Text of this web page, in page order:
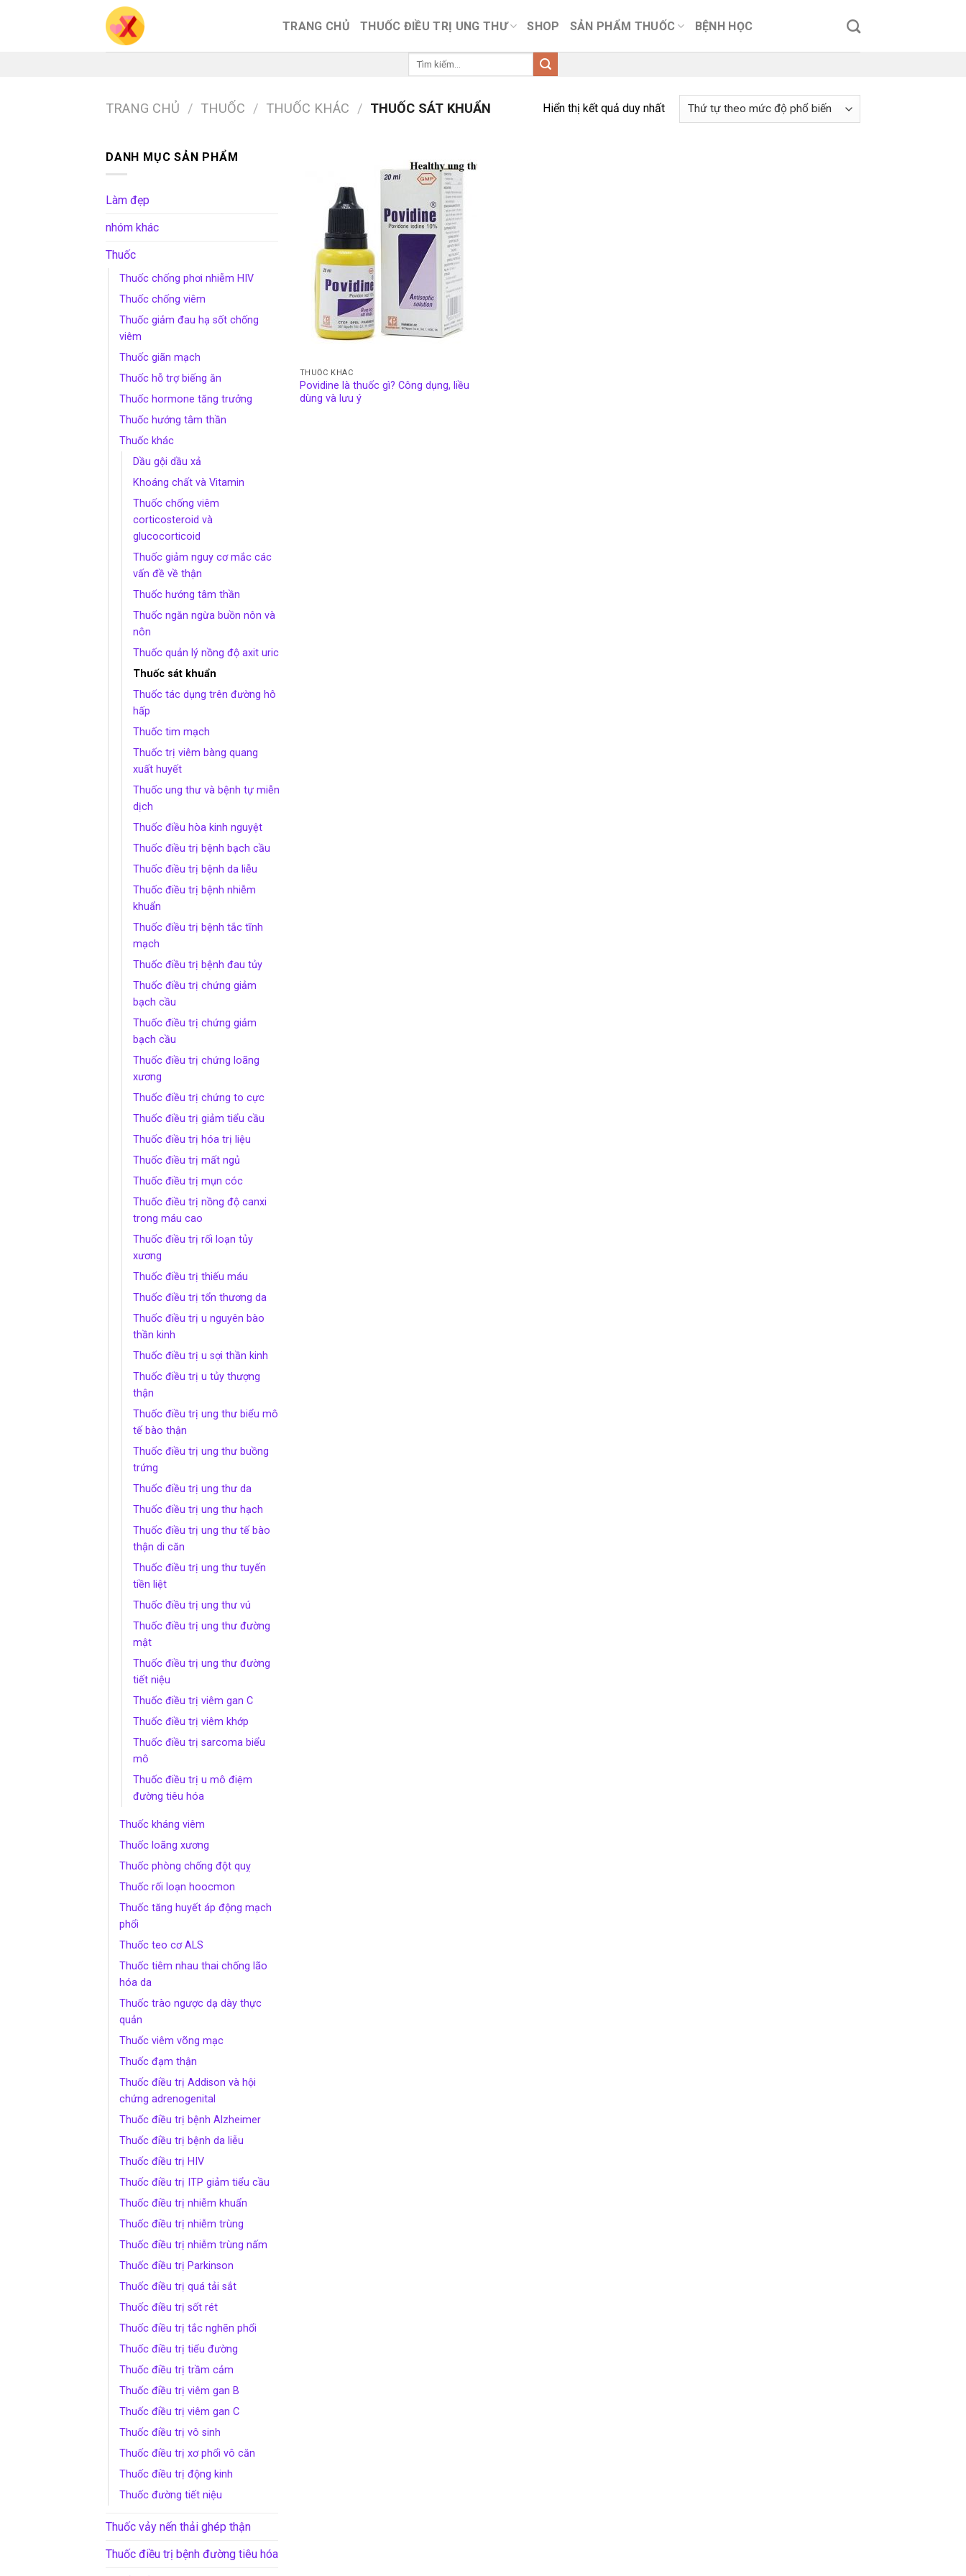
TRANG CHỦ THUỐC ĐIỀU TRỊ UNG THƯ SHOP SẢN PHẨM THUỐC BỆNH HỌC
Tìm
TRANG CHỦ / THUỐC / THUỐC KHÁC / THUỐC SÁT KHUẨN Hiển thị kết quả duy nhất
DANH MỤC SẢN PHẨM
Làm đẹp
nhóm khác
Thuốc
Thuốc chống phơi nhiễm HIV
Thuốc chống viêm
Thuốc giảm đau hạ sốt chống
viêm
Thuốc giãn mạch
Thuốc hỗ trợ biếng ăn
Thuốc hormone tăng trưởng
Thuốc hướng tâm thần
Thuốc khác
Dầu gội dầu xả
Khoáng chất và Vitamin
Thuốc chống viêm
corticosteroid và
glucocorticoid
Thuốc giảm nguy cơ mắc các
vấn đề về thận
Thuốc hướng tâm thần
Thuốc ngăn ngừa buồn nôn và
nôn
Thuốc quản lý nồng độ axit uric
Thuốc sát khuẩn
Thuốc tác dụng trên đường hô
hấp
Thuốc tim mạch
Thuốc trị viêm bàng quang
xuất huyết
Thuốc ung thư và bệnh tự miễn
dịch
Thuốc điều hòa kinh nguyệt
Thuốc điều trị bệnh bạch cầu
Thuốc điều trị bệnh da liễu
Thuốc điều trị bệnh nhiễm
khuẩn
Thuốc điều trị bệnh tắc tĩnh
mạch
Thuốc điều trị bệnh đau tủy
Thuốc điều trị chứng giảm
bạch cầu
Thuốc điều trị chứng giảm
bạch cầu
Thuốc điều trị chứng loãng
xương
Thuốc điều trị chứng to cực
Thuốc điều trị giảm tiểu cầu
Thuốc điều trị hóa trị liệu
Thuốc điều trị mất ngủ
Thuốc điều trị mụn cóc
Thuốc điều trị nồng độ canxi
trong máu cao
Thuốc điều trị rối loạn tủy
xương
Thuốc điều trị thiếu máu
Thuốc điều trị tổn thương da
Thuốc điều trị u nguyên bào
thần kinh
Thuốc điều trị u sợi thần kinh
Thuốc điều trị u tủy thượng
thận
Thuốc điều trị ung thư biểu mô
tế bào thận
Thuốc điều trị ung thư buồng
trứng
Thuốc điều trị ung thư da
Thuốc điều trị ung thư hạch
Thuốc điều trị ung thư tế bào
thận di căn
Thuốc điều trị ung thư tuyến
tiền liệt
Thuốc điều trị ung thư vú
Thuốc điều trị ung thư đường
mật
Thuốc điều trị ung thư đường
tiết niệu
Thuốc điều trị viêm gan C
Thuốc điều trị viêm khớp
Thuốc điều trị sarcoma biểu
mô
Thuốc điều trị u mô điệm
đường tiêu hóa
Thuốc kháng viêm
Thuốc loãng xương
Thuốc phòng chống đột quỵ
Thuốc rối loạn hoocmon
Thuốc tăng huyết áp động mạch
phổi
Thuốc teo cơ ALS
Thuốc tiêm nhau thai chống lão
hóa da
Thuốc trào ngược dạ dày thực
quản
Thuốc viêm võng mạc
Thuốc đạm thận
Thuốc điều trị Addison và hội
chứng adrenogenital
Thuốc điều trị bệnh Alzheimer
Thuốc điều trị bệnh da liễu
Thuốc điều trị HIV
Thuốc điều trị ITP giảm tiểu cầu
Thuốc điều trị nhiễm khuẩn
Thuốc điều trị nhiễm trùng
Thuốc điều trị nhiễm trùng nấm
Thuốc điều trị Parkinson
Thuốc điều trị quá tải sắt
Thuốc điều trị sốt rét
Thuốc điều trị tắc nghẽn phổi
Thuốc điều trị tiểu đường
Thuốc điều trị trầm cảm
Thuốc điều trị viêm gan B
Thuốc điều trị viêm gan C
Thuốc điều trị vô sinh
Thuốc điều trị xơ phổi vô căn
Thuốc điều trị động kinh
Thuốc đường tiết niệu
Thuốc vảy nến thải ghép thận
Thuốc điều trị bệnh đường tiêu hóa
THUỐC KHÁC
Povidine là thuốc gì? Công dụng, liều
dùng và lưu ý